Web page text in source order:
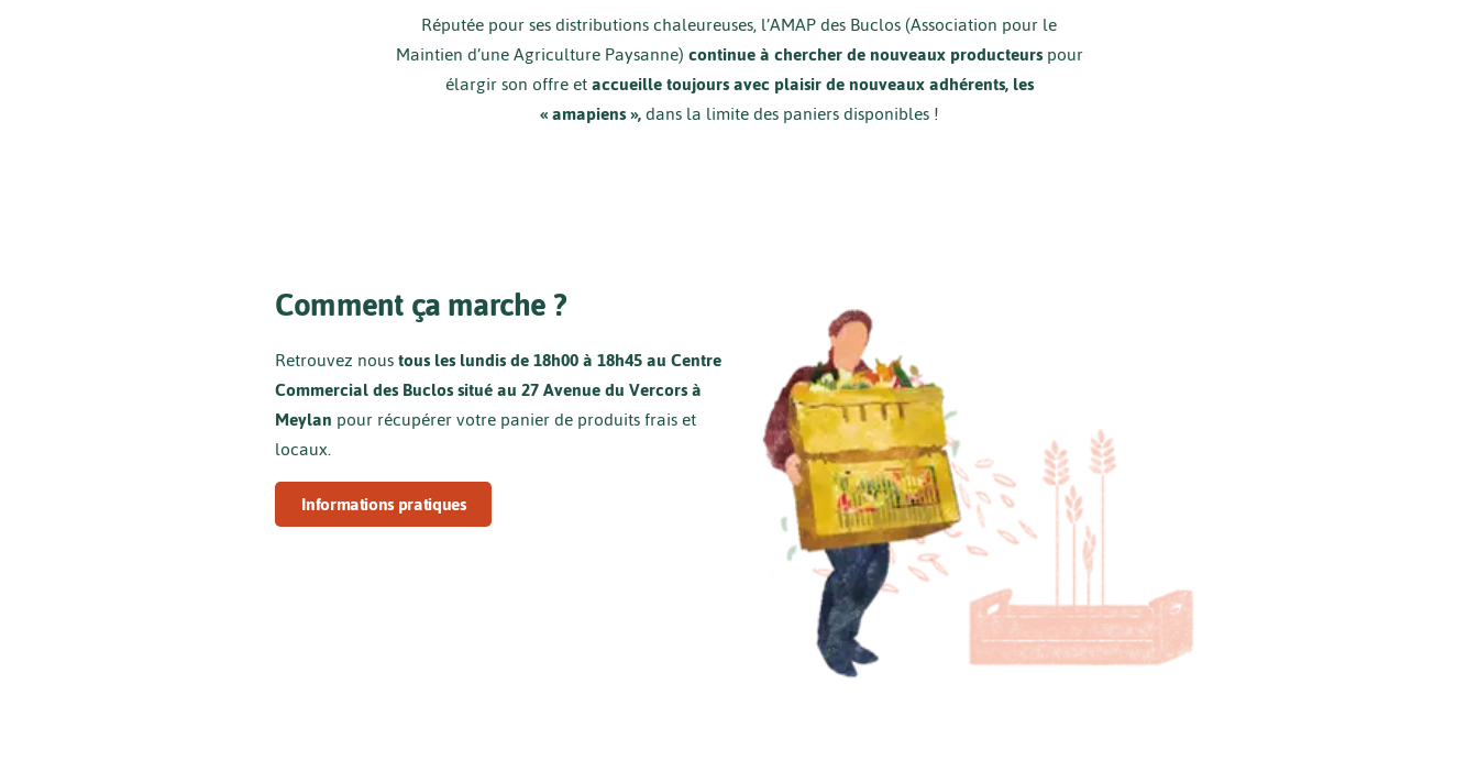
Réputée pour ses distributions chaleureuses, l’AMAP des Buclos (Association pour le
Maintien d’une Agriculture Paysanne)continue à chercher de nouveaux producteurspour
élargir son offre etaccueille toujours avec plaisir de nouveaux adhérents, les
« amapiens »,dans la limite des paniers disponibles !
Comment ça marche ?
Retrouvez noustous les lundis de 18h00 à 18h45au Centre
Commercial des Buclos situé au 27 Avenue du Vercors à
Meylanpour récupérer votre panier de produits frais et
locaux.
Informations pratiques